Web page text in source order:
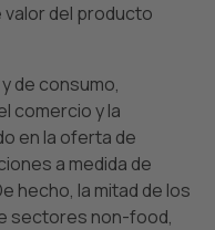
del producto
de consumo,
comercio y la
en la oferta de
a medida de
hecho, la mitad de los
sectores non-food,